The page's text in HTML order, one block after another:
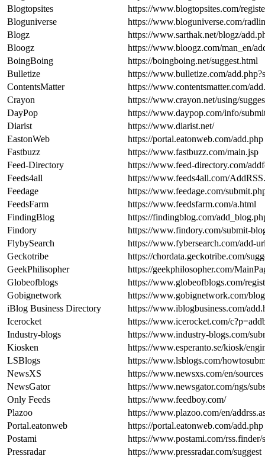
Blogtopsites
https://www.blogtopsites.com/
Bloguniverse
https://www.bloguniverse.com/
Blogz
https://www.sarthak.net/blogz/
Bloogz
https://www.bloogz.com/man_en/
BoingBoing
https://boingboing.net/suggest.html
Bulletize
https://www.bulletize.com/
ContentsMatter
https://www.contentsmatter.com/
Crayon
https://www.crayon.net/using/
DayPop
https://www.daypop.com/info/
Diarist
https://www.diarist.net/
EastonWeb
https://portal.eatonweb.com/add.php
Fastbuzz
https://www.fastbuzz.com/main.jsp
Feed-Directory
https://www.feed-directory.com/
Feeds4all
https://www.feeds4all.com/
Feedage
https://www.feedage.com/
FeedsFarm
https://www.feedsfarm.com/a.html
FindingBlog
https://findingblog.com/
Findory
https://www.findory.com/submit-
FlybySearch
https://www.fybersearch.com/add-
Geckotribe
https://chordata.geckotribe.com/
GeekPhilisopher
https://geekphilosopher.com/
Globeofblogs
https://www.globeofblogs.com/
Gobignetwork
https://www.gobignetwork.com/
iBlog Business Directory
https://www.iblogbusiness.com/
Icerocket
https://www.icerocket.com/
Industry-blogs
https://www.industry-blogs.com/
Kiosken
https://www.esperanto.se/kiosk/
LSBlogs
https://www.lsblogs.com/
NewsXS
https://www.newsxs.com/en/sources
NewsGator
https://www.newsgator.com/ngs/
Only Feeds
https://www.feedboy.com/
Plazoo
https://www.plazoo.com/en/
Portal.eatonweb
https://portal.eatonweb.com/add.php
Postami
https://www.postami.com/rss.finder/
Pressradar
https://www.pressradar.com/suggest